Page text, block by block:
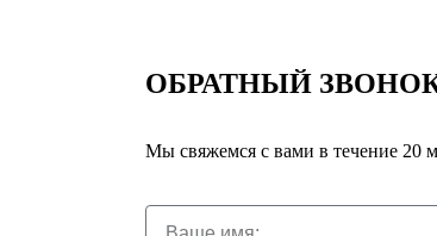
ОБРАТНЫЙ
Мы свяжемся с вами в течение 20